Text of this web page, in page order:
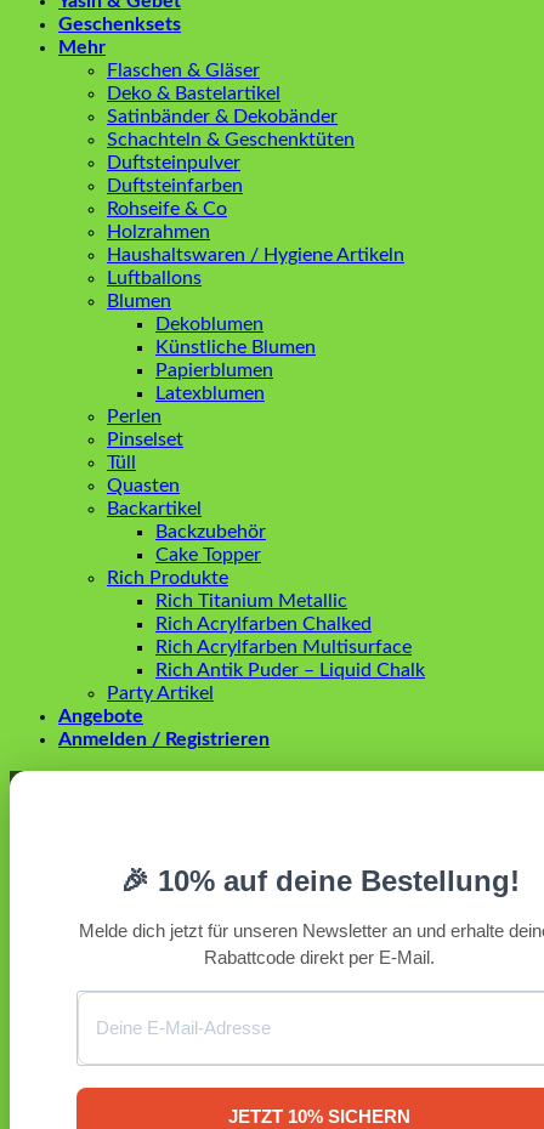
Geschenksets
Mehr
Flaschen & Gläser
Deko & Bastelartikel
Satinbänder & Dekobänder
Schachteln & Geschenktüten
Duftsteinpulver
Duftsteinfarben
Rohseife & Co
Holzrahmen
Haushaltswaren / Hygiene Artikeln
Luftballons
Blumen
Dekoblumen
Künstliche Blumen
Papierblumen
Latexblumen
Perlen
Pinselset
Tüll
Quasten
Backartikel
Backzubehör
Cake Topper
Rich Produkte
Rich Titanium Metallic
Rich Acrylfarben Chalked
Rich Acrylfarben Multisurface
Rich Antik Puder – Liquid Chalk
Party Artikel
Angebote
Anmelden / Registrieren
🎉 10% auf deine Bestellung!
Melde dich jetzt für unseren Newsletter an und erhalte
Rabattcode direkt per E-Mail.
JETZT 10% SICHERN
Anmelden
Angemeldet bleiben Anmelden
Registrieren
Erforderlich